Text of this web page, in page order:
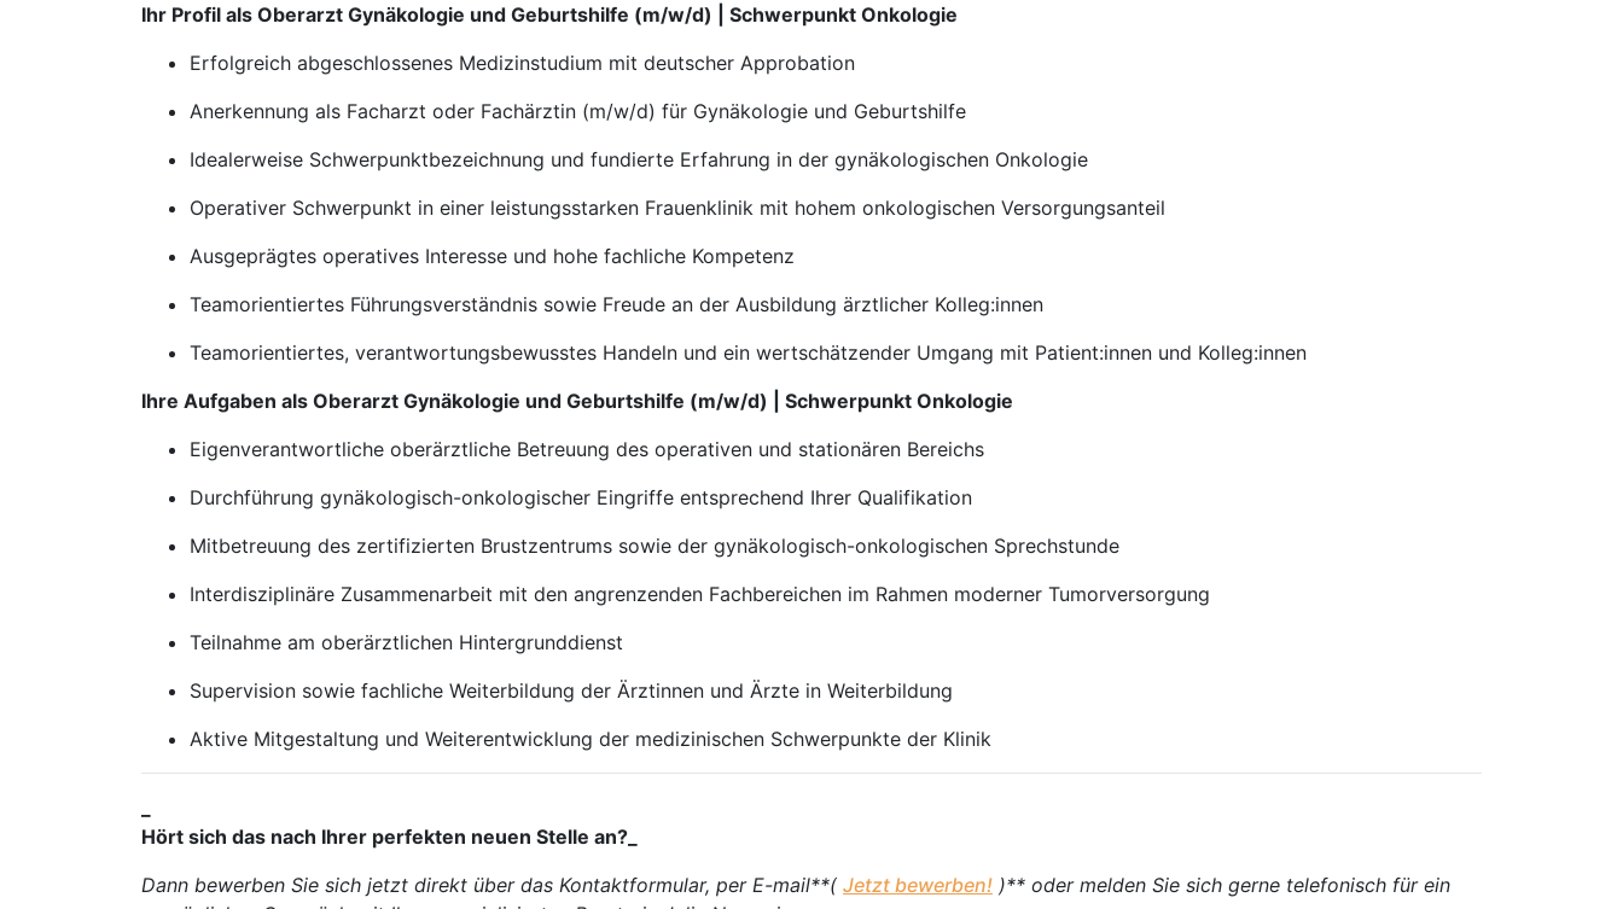
Ihr Profil als Oberarzt Gynäkologie und Geburtshilfe (m/w/d) | Schwerpunkt Onkologie
Erfolgreich abgeschlossenes Medizinstudium mit deutscher Approbation
Anerkennung als Facharzt oder Fachärztin (m/w/d) für Gynäkologie und Geburtshilfe
Idealerweise Schwerpunktbezeichnung und fundierte Erfahrung in der gynäkologischen Onkologie
Operativer Schwerpunkt in einer leistungsstarken Frauenklinik mit hohem onkologischen Versorgungsanteil
Ausgeprägtes operatives Interesse und hohe fachliche Kompetenz
Teamorientiertes Führungsverständnis sowie Freude an der Ausbildung ärztlicher Kolleg:innen
Teamorientiertes, verantwortungsbewusstes Handeln und ein wertschätzender Umgang mit Patient:innen und Kolleg:innen
Ihre Aufgaben als Oberarzt Gynäkologie und Geburtshilfe (m/w/d) | Schwerpunkt Onkologie
Eigenverantwortliche oberärztliche Betreuung des operativen und stationären Bereichs
Durchführung gynäkologisch-onkologischer Eingriffe entsprechend Ihrer Qualifikation
Mitbetreuung des zertifizierten Brustzentrums sowie der gynäkologisch-onkologischen Sprechstunde
Interdisziplinäre Zusammenarbeit mit den angrenzenden Fachbereichen im Rahmen moderner Tumorversorgung
Teilnahme am oberärztlichen Hintergrunddienst
Supervision sowie fachliche Weiterbildung der Ärztinnen und Ärzte in Weiterbildung
Aktive Mitgestaltung und Weiterentwicklung der medizinischen Schwerpunkte der Klinik
Hört sich das nach Ihrer perfekten neuen Stelle an?_
Dann bewerben Sie sich jetzt direkt über das Kontaktformular, per E-mail**( Jetzt bewerben! )** oder melden Sie sich gerne telefonisch für ein